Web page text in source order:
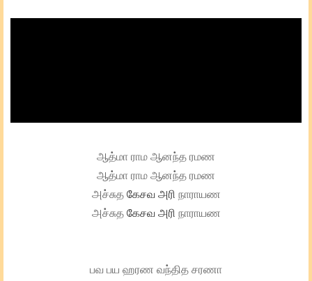
ஆத்மா ராம ஆனந்த ரமண
ஆத்மா ராம ஆனந்த ரமண
அச்சுத கேசவ அரி நாராயண
அச்சுத கேசவ அரி நாராயண
பவ பய ஹரண வந்தித சரணா